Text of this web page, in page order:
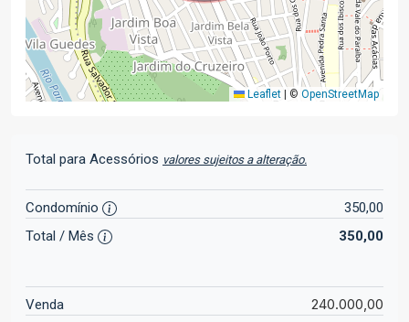
Leaflet © OpenStreetMap
Total para Acessórios valores sujeitos a alteração.
Condomínio
350,00
Total / Mês
350,00
Venda 240.000,00